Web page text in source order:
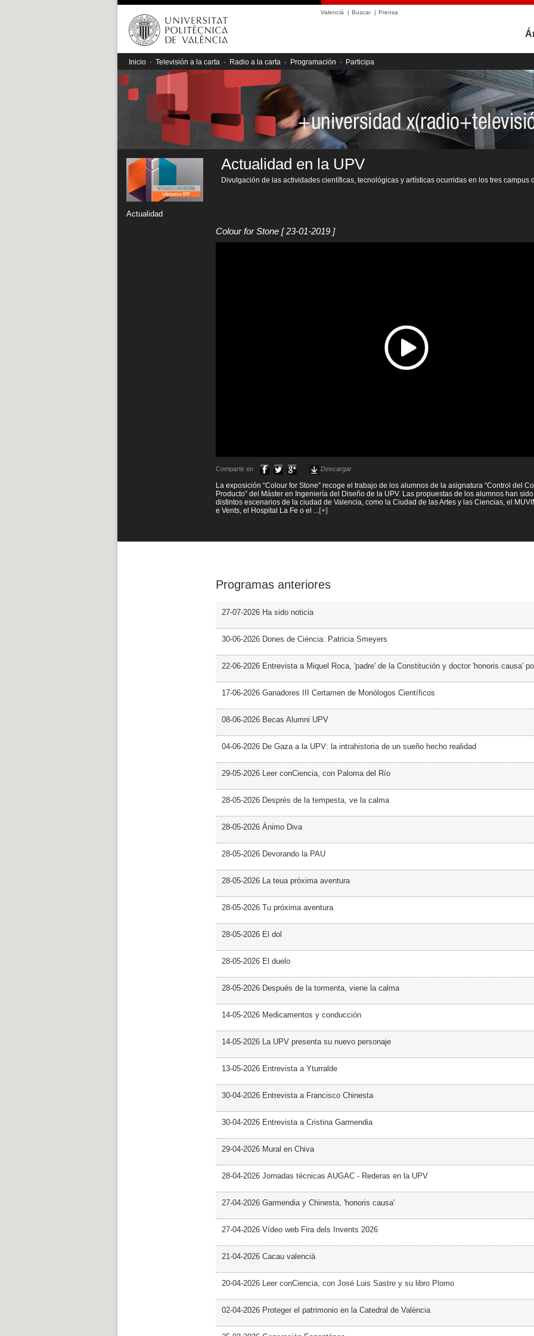
Valencià | Buscar| Prensa
Inicio · Televisión a la carta · Radio a la carta · Programación · Participa
Actualidad
Actualidad en la UPV
Divulgación de las actividades científicas, tecnológicas y artísticas ocurridas en los tres campus
Colour for Stone [ 23-01-2019 ]
Compartir en Descargar
La exposición “Colour for Stone” recoge el trabajo de los alumnos de la asignatura “Control del
Producto” del Máster en Ingeniería del Diseño de la UPV. Las propuestas de los alumnos han
distintos escenarios de la ciudad de Valencia, como la Ciudad de las Artes y las Ciencias, el
e Vents, el Hospital La Fe o el
[+]
Programas anteriores
27-07-2026 Ha sido noticia
30-06-2026 Dones de Ciència: Patricia Smeyers
22-06-2026 Entrevista a Miquel Roca, 'padre' de la Constitución y doctor 'honoris causa'
17-06-2026 Ganadores III Certamen de Monólogos Científicos
08-06-2026 Becas Alumni UPV
04-06-2026 De Gaza a la UPV: la intrahistoria de un sueño hecho realidad
29-05-2026 Leer conCiencia, con Paloma del Río
28-05-2026 Després de la tempesta, ve la calma
28-05-2026 Ánimo Diva
28-05-2026 Devorando la PAU
28-05-2026 La teua pròxima aventura
28-05-2026 Tu próxima aventura
28-05-2026 El dol
28-05-2026 El duelo
28-05-2026 Después de la tormenta, viene la calma
14-05-2026 Medicamentos y conducción
14-05-2026 La UPV presenta su nuevo personaje
13-05-2026 Entrevista a Yturralde
30-04-2026 Entrevista a Francisco Chinesta
30-04-2026 Entrevista a Cristina Garmendia
29-04-2026 Mural en Chiva
28-04-2026 Jornadas técnicas AUGAC - Rederas en la UPV
27-04-2026 Garmendia y Chinesta, 'honoris causa'
27-04-2026 Vídeo web Fira dels Invents 2026
21-04-2026 Cacau valencià
20-04-2026 Leer conCiencia, con José Luis Sastre y su libro Plomo
02-04-2026 Proteger el patrimonio en la Catedral de València